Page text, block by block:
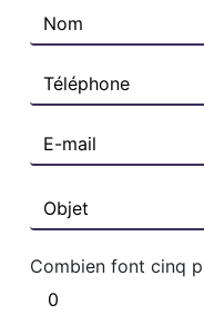
Combien font cinq